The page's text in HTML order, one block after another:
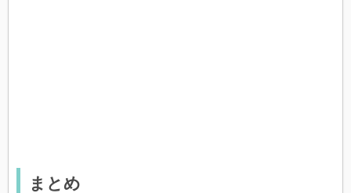
まとめ